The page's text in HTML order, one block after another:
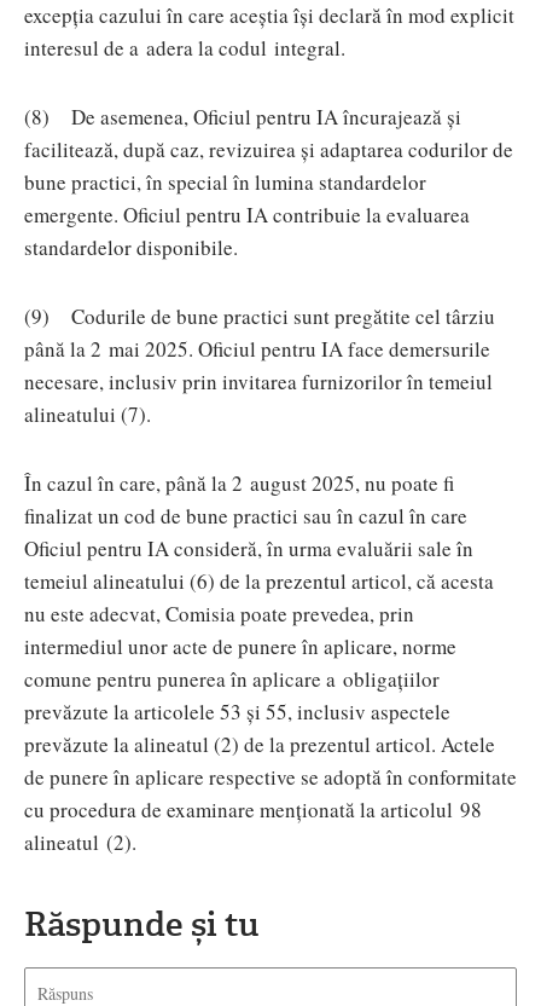
excepția cazului în care aceștia își declară în mod explicit
interesul de a adera la codul integral.
(8) De asemenea, Oficiul pentru IA încurajează și
facilitează, după caz, revizuirea și adaptarea codurilor de
bune practici, în special în lumina standardelor
emergente. Oficiul pentru IA contribuie la evaluarea
standardelor disponibile.
(9) Codurile de bune practici sunt pregătite cel târziu
până la 2 mai 2025. Oficiul pentru IA face demersurile
necesare, inclusiv prin invitarea furnizorilor în temeiul
alineatului (7).
În cazul în care, până la 2 august 2025, nu poate fi
finalizat un cod de bune practici sau în cazul în care
Oficiul pentru IA consideră, în urma evaluării sale în
temeiul alineatului (6) de la prezentul articol, că acesta
nu este adecvat, Comisia poate prevedea, prin
intermediul unor acte de punere în aplicare, norme
comune pentru punerea în aplicare a obligațiilor
prevăzute la articolele 53 și 55, inclusiv aspectele
prevăzute la alineatul (2) de la prezentul articol. Actele
de punere în aplicare respective se adoptă în conformitate
cu procedura de examinare menționată la articolul 98
alineatul (2).
Răspunde și tu